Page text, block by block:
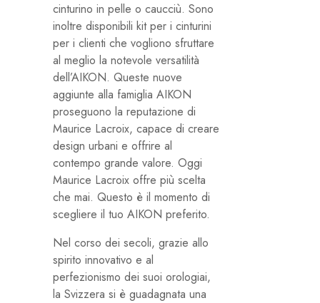
cinturino in pelle o caucciù. Sono
inoltre disponibili kit per i cinturini
per i clienti che vogliono sfruttare
al meglio la notevole versatilità
dell’AIKON. Queste nuove
aggiunte alla famiglia AIKON
proseguono la reputazione di
Maurice Lacroix, capace di creare
design urbani e offrire al
contempo grande valore. Oggi
Maurice Lacroix offre più scelta
che mai. Questo è il momento di
scegliere il tuo AIKON preferito.
Nel corso dei secoli, grazie allo
spirito innovativo e al
perfezionismo dei suoi orologiai,
la Svizzera si è guadagnata una